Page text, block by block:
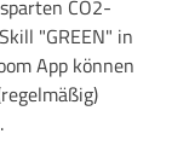
CO2-
"GREEN" in
App können